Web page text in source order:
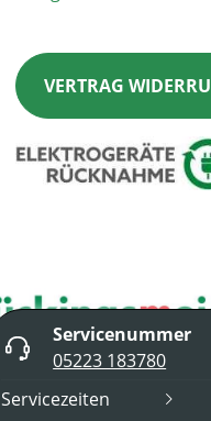
VERTRAG
Servicenummer
05223 183780
Servicezeiten